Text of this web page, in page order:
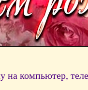
на компьютер,